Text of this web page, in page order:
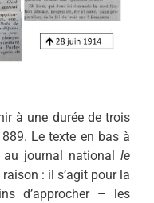
à une durée de trois
Le texte en bas à
journal national le
: il s’agit pour la
d’approcher – les